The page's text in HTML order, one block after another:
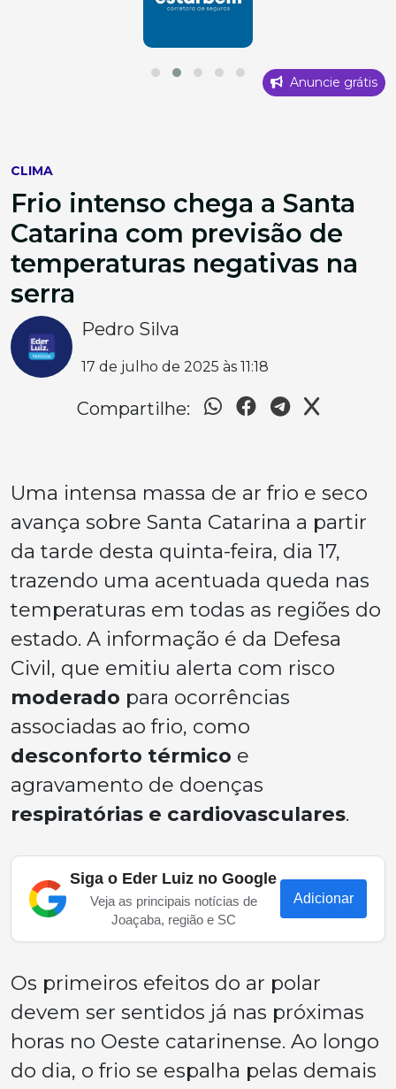
Anuncie grátis
CLIMA
Frio intenso chega a Santa
Catarina com previsão de
temperaturas negativas na
serra
Pedro Silva
17 de julho de 2025 às 11:18
Compartilhe:
Uma intensa massa de ar frio e seco
avança sobre Santa Catarina a partir
da tarde desta quinta-feira, dia 17,
trazendo uma acentuada queda nas
temperaturas em todas as regiões do
estado. A informação é da Defesa
Civil, que emitiu alerta com risco
moderado para ocorrências
associadas ao frio, como
desconforto térmico e
agravamento de doenças
respiratórias e cardiovasculares.
Siga o Eder Luiz no Google
Veja as principais notícias de
Joaçaba, região e SC
Adicionar
Os primeiros efeitos do ar polar
devem ser sentidos já nas próximas
horas no Oeste catarinense. Ao longo
do dia, o frio se espalha pelas demais